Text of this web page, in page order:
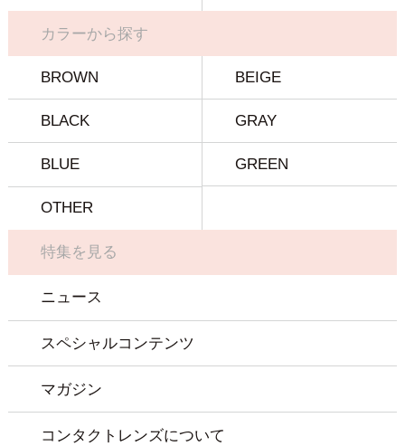
カラーから探す
BROWN BEIGE
BLACK GRAY
BLUE GREEN
OTHER
特集を見る
ニュース
スペシャルコンテンツ
マガジン
コンタクトレンズについて